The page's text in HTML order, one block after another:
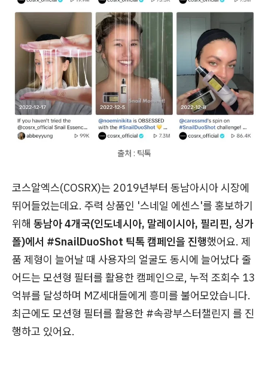
출처 : 틱톡
코스알엑스(COSRX)는 2019년부터 동남아시아 시장에
뛰어들었는데요. 주력 상품인 '스네일 에센스'를 홍보하기
위해 동남아 4개국(인도네시아, 말레이시아, 필리핀, 싱가
폴)에서 #SnailDuoShot 틱톡 캠페인을 진행했어요. 제
품 제형이 늘어날 때 사용자의 얼굴도 동시에 늘어났다 줄
어드는 모션형 필터를 활용한 캠페인으로, 누적 조회수 13
억뷰를 달성하며 MZ세대들에게 흥미를 불어모았습니다.
최근에도 모션형 필터를 활용한 #속광부스터챌린지 를 진
행하고 있어요.